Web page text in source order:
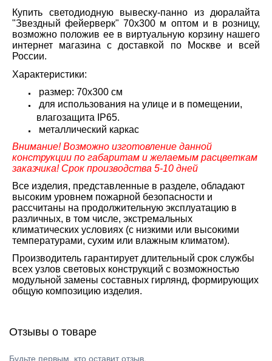
Купить светодиодную вывеску-панно из дюралайта
"Звездный фейерверк" 70х300 м оптом и в розницу,
возможно положив ее в виртуальную корзину нашего
интернет магазина с доставкой по Москве и всей
России.
Характеристики:
размер: 70х300 см
для использования на улице и в помещении,
влагозащита IP65.
металлический каркас
Внимание! Возможно изготовление данной
конструкции по габаритам и желаемым расцветкам
заказчика! Срок производства 5-10 дней
Все изделия, представленные в разделе, обладают
высоким уровнем пожарной безопасности и
рассчитаны на продолжительную эксплуатацию в
различных, в том числе, экстремальных
климатических условиях (с низкими или высокими
температурами, сухим или влажным климатом).
Производитель гарантирует длительный срок службы
всех узлов световых конструкций с возможностью
модульной замены составных гирлянд, формирующих
общую композицию изделия.
Отзывы о товаре
Будьте первым, кто оставит отзыв.